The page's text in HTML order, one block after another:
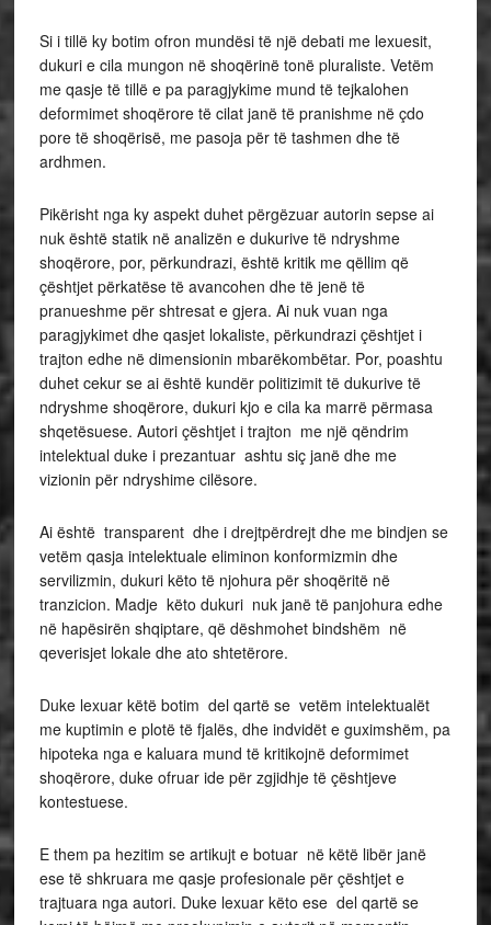
Si i tillë ky botim ofron mundësi të një debati me lexuesit,
dukuri e cila mungon në shoqërinë tonë pluraliste. Vetëm
me qasje të tillë e pa paragjykime mund të tejkalohen
deformimet shoqërore të cilat janë të pranishme në çdo
pore të shoqërisë, me pasoja për të tashmen dhe të
ardhmen.
Pikërisht nga ky aspekt duhet përgëzuar autorin sepse ai
nuk është statik në analizën e dukurive të ndryshme
shoqërore, por, përkundrazi, është kritik me qëllim që
çështjet përkatëse të avancohen dhe të jenë të
pranueshme për shtresat e gjera. Ai nuk vuan nga
paragjykimet dhe qasjet lokaliste, përkundrazi çështjet i
trajton edhe në dimensionin mbarëkombëtar. Por, poashtu
duhet cekur se ai është kundër politizimit të dukurive të
ndryshme shoqërore, dukuri kjo e cila ka marrë përmasa
shqetësuese. Autori çështjet i trajton me një qëndrim
intelektual duke i prezantuar ashtu siç janë dhe me
vizionin për ndryshime cilësore.
Ai është transparent dhe i drejtpërdrejt dhe me bindjen se
vetëm qasja intelektuale eliminon konformizmin dhe
servilizmin, dukuri këto të njohura për shoqëritë në
tranzicion. Madje këto dukuri nuk janë të panjohura edhe
në hapësirën shqiptare, që dëshmohet bindshëm në
qeverisjet lokale dhe ato shtetërore.
Duke lexuar këtë botim del qartë se vetëm intelektualët
me kuptimin e plotë të fjalës, dhe indvidët e guximshëm, pa
hipoteka nga e kaluara mund të kritikojnë deformimet
shoqërore, duke ofruar ide për zgjidhje të çështjeve
kontestuese.
E them pa hezitim se artikujt e botuar në këtë libër janë
ese të shkruara me qasje profesionale për çështjet e
trajtuara nga autori. Duke lexuar këto ese del qartë se